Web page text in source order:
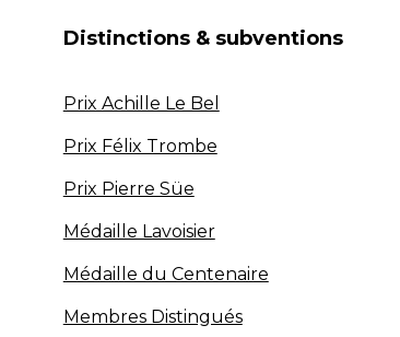
Distinctions & subventions
Prix Achille Le Bel
Prix Félix Trombe
Prix Pierre Süe
Médaille Lavoisier
Médaille du Centenaire
Membres Distingués